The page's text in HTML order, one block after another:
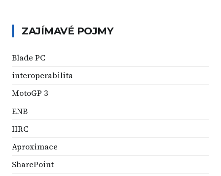
ZAJÍMAVÉ POJMY
Blade PC
interoperabilita
MotoGP 3
ENB
IIRC
Aproximace
SharePoint